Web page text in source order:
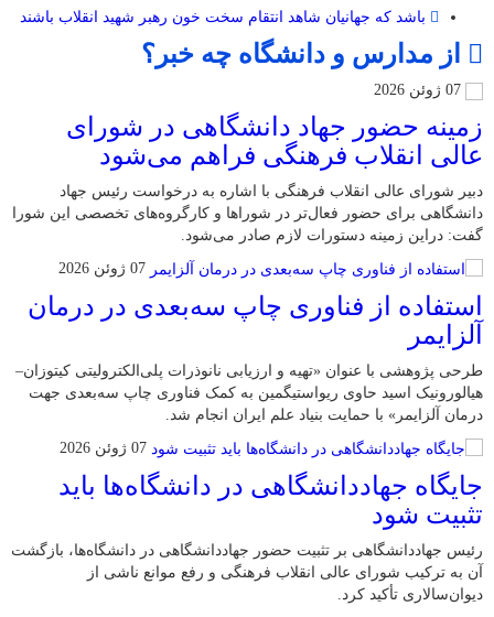
باشد که جهانیان شاهد انتقام سخت خون رهبر شهید انقلاب باشند
از مدارس و دانشگاه چه خبر؟
07 ژوئن 2026
زمینه حضور جهاد دانشگاهی در شورای
عالی انقلاب فرهنگی فراهم می‌شود
دبیر شورای عالی انقلاب فرهنگی با اشاره به درخواست رئیس جهاد
دانشگاهی برای حضور فعال‌تر در شوراها و کارگروه‌های تخصصی این شورا
گفت: دراین زمینه دستورات لازم صادر می‌شود.
07 ژوئن 2026
استفاده از فناوری چاپ سه‌بعدی در درمان
آلزایمر
طرحی پژوهشی با عنوان «تهیه و ارزیابی نانوذرات پلی‌الکترولیتی کیتوزان–
هیالورونیک اسید حاوی ریواستیگمین به‌ کمک فناوری چاپ سه‌بعدی جهت
درمان آلزایمر» با حمایت بنیاد علم ایران انجام شد.
07 ژوئن 2026
جایگاه جهاددانشگاهی در دانشگاه‌ها باید
تثبیت شود
رئیس جهاددانشگاهی بر تثبیت حضور جهاددانشگاهی در دانشگاه‌ها، بازگشت
آن به ترکیب شورای عالی انقلاب فرهنگی و رفع موانع ناشی از
دیوان‌سالاری تأکید کرد.